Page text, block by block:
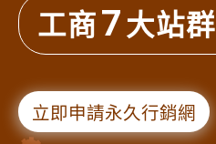
工商7大站群
立即申請永久行銷網